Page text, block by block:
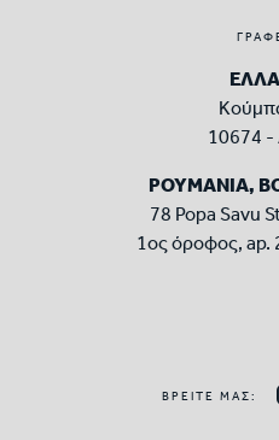
10674 -
ΡΟΥΜΑΝΙΑ,
78 Popa Savu
1ος όροφος, ap.
ΒΡΕΙΤΕ ΜΑΣ: